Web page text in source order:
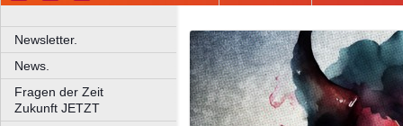
Newsletter.
News.
Fragen der Zeit
Zukunft JETZT